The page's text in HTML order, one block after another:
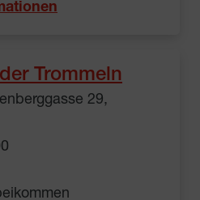
Trommeln
29,